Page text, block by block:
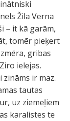
Žila Verna
– it kā garām,
tomēr pieķert
gribas
ielejas.
zināms ir maz.
tautas
uz ziemeļiem
karalistes te